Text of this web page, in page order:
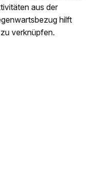
aus der
hilft
verknüpfen.